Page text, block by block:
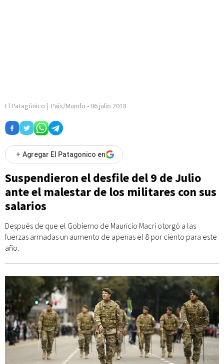
El Patagónico | País/Mundo - 06 julio 2018
+ Agregar El Patagonico en
Suspendieron el desfile del 9 de Julio
ante el malestar de los militares con sus
salarios
Después de que el Gobierno de Mauricio Macri otorgó a las
fuerzas armadas un aumento de apenas el 8 por ciento para este
año.